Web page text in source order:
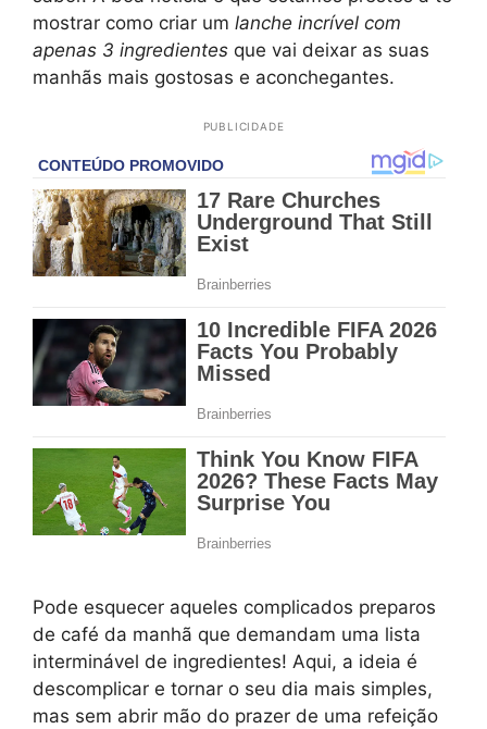
mostrar como criar um lanche incrível com
apenas 3 ingredientes que vai deixar as suas
manhãs mais gostosas e aconchegantes.
PUBLICIDADE
Pode esquecer aqueles complicados preparos
de café da manhã que demandam uma lista
interminável de ingredientes! Aqui, a ideia é
descomplicar e tornar o seu dia mais simples,
mas sem abrir mão do prazer de uma refeição